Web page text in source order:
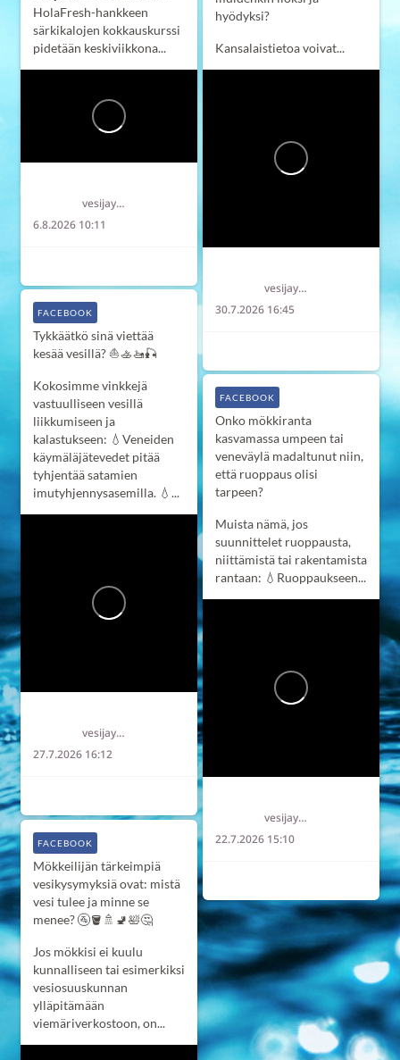
HolaFresh-hankkeen
särkikalojen kokkauskurssi
pidetään keskiviikkona...
vesijaymparisto
6.8.2026 10:11
hyödyksi?
Kansalaistietoa voivat...
vesijaymparisto
30.7.2026 16:45
Tykkäätkö sinä viettää
kesää vesillä? ⛵️🚣‍🚤🎣
Kokosimme vinkkejä
vastuulliseen vesillä
liikkumiseen ja
kalastukseen: 💧Veneiden
käymäläjätevedet pitää
tyhjentää satamien
imutyhjennysasemilla. 💧...
vesijaymparisto
27.7.2026 16:12
FACEBOOK
Onko mökkiranta
kasvamassa umpeen tai
veneväylä madaltunut niin,
että ruoppaus olisi
tarpeen?
Muista nämä, jos
suunnittelet ruoppausta,
niittämistä tai rakentamista
rantaan: 💧Ruoppaukseen...
vesijaymparisto
22.7.2026 15:10
FACEBOOK
Mökkeilijän tärkeimpiä
vesikysymyksiä ovat: mistä
vesi tulee ja minne se
menee? 🚰🪣🚿🚽🛀🤔
Jos mökkisi ei kuulu
kunnalliseen tai esimerkiksi
vesiosuuskunnan
ylläpitämään
viemäriverkostoon, on...
FACEBOOK